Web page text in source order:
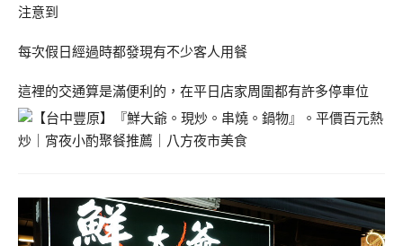
注意到
每次假日經過時都發現有不少客人用餐
這裡的交通算是滿便利的，在平日店家周圍都有許多停車位